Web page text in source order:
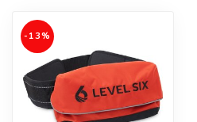
-13%